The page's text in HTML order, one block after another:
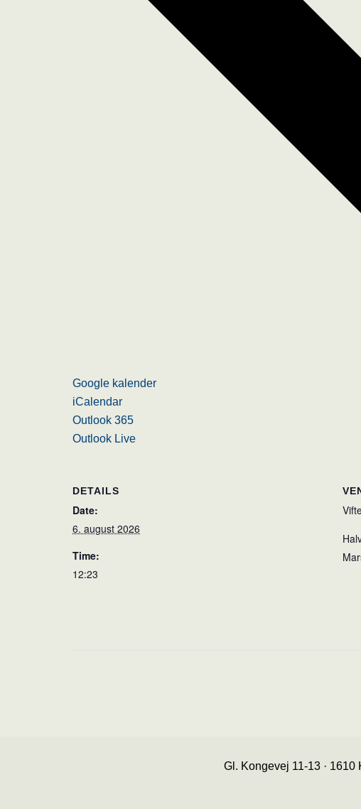
Google kalender
iCalendar
Outlook 365
Outlook Live
DETAILS
Date:
6. august 2026
Time:
12:23
Gl. Kongevej 11-13 · 1610